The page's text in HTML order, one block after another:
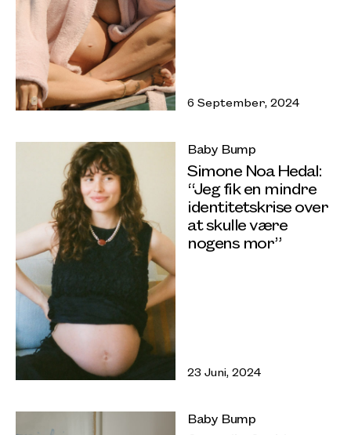
6 September, 2024
Baby Bump
Simone Noa Hedal:
“Jeg fik en mindre
identitetskrise over
at skulle være
nogens mor”
23 Juni, 2024
Baby Bump